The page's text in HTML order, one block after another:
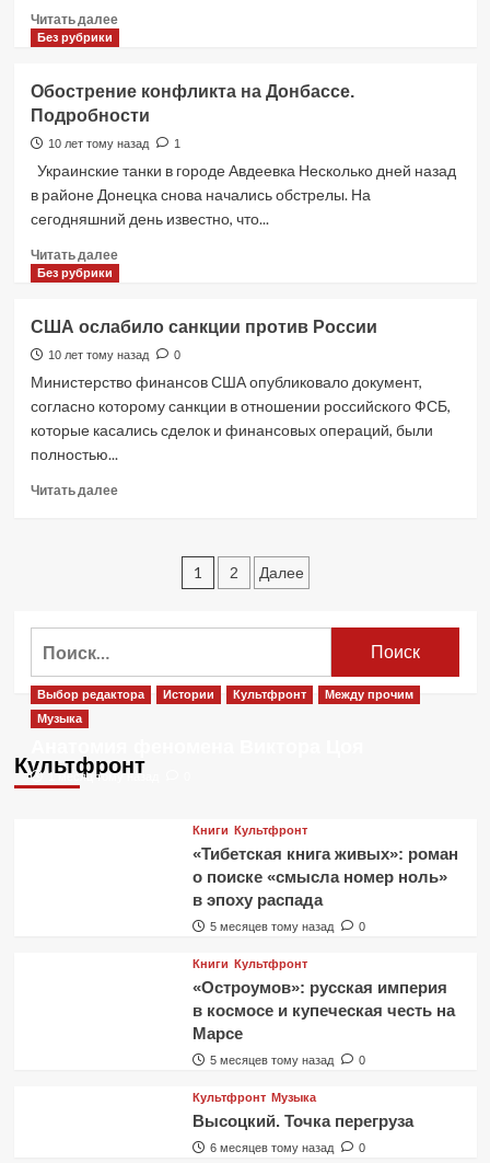
Читать далееПрочитать
и
Оркестр
—
лет
(2017)
Без рубрики
Обострение конфликта на Донбассе.
Подробности
10 лет тому назад 1
Украинские танки в городе Авдеевка Несколько дней назад
в районе Донецка снова начались обстрелы. На
сегодняшний день известно, что...
Читать далееПрочитать
конфликта
на
Донбассе.
Без рубрики
США ослабило санкции против России
10 лет тому назад 0
Министерство финансов США опубликовало документ,
согласно которому санкции в отношении российского ФСБ,
которые касались сделок и финансовых операций, были
полностью...
Читать далееПрочитать
России
Пагинация
1 2 Далее
Культфронт
Выбор редактора Истории Культфронт
Между прочим
Музыка
1 месяц тому назад
Книги Культфронт
«Тибетская книга живых»: роман
о поиске «смысла номер ноль»
в эпоху распада
5 месяцев тому назад 0
Книги Культфронт
«Остроумов»: русская империя
в космосе и купеческая честь на
Марсе
5 месяцев тому назад 0
Культфронт Музыка
Высоцкий. Точка перегруза
6 месяцев тому назад 0